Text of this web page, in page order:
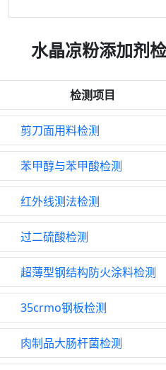
水晶凉粉添加剂
检测项目
剪刀面用料检测
苯甲醇与苯甲酸检测
红外线测法检测
过二硫酸检测
超薄型钢结构防火涂料检测
35crmo钢板检测
肉制品大肠杆菌检测